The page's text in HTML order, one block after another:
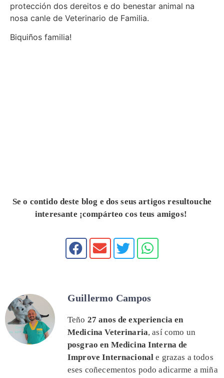
protección dos dereitos e do benestar animal na
nosa canle de Veterinario de Familia.
Biquiños familia!
Se o contido deste blog e dos seus artigos resultouche
interesante ¡compárteo cos teus amigos!
Guillermo Campos
Teño 27 anos de experiencia en
Medicina Veterinaria, así como un
posgrao en Medicina Interna de
Improve Internacional e grazas a todos
eses coñecementos podo adicarme a miña